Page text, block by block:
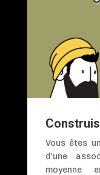
Vous êtes
d’une
moyenne